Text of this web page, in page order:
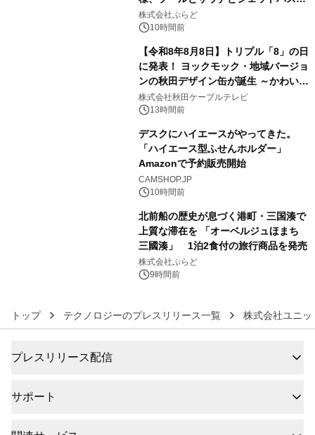
きで Villa Mon Temps AWAJIの連泊
素泊りプラン
株式会社ぷらど
10時間前
【令和8年8月8日】トリプル「8」の日
に発表！ ヨックモック・地域バージョ
ンの秋田デザイン缶が誕生 ～かわいい
秋田犬の子犬と秋田の四季と名所を巡
るパッケージ～ 9月1日(火)秋田県内で
株式会社秋田ケーブルテレビ
13時間前
デスクにハイエースがやってきた。
「ハイエース型ふせんホルダー」
Amazonで予約販売開始
CAMSHOP.JP
10時間前
北前船の歴史が息づく港町・三国湊で
上質な滞在を 「オーベルジュほまち
三國湊」 1泊2食付の旅行商品を発売
株式会社ぷらど
9時間前
トップ テクノロジーのプレスリリース一覧 株式会社ユニッ
プレスリリース配信
サポート